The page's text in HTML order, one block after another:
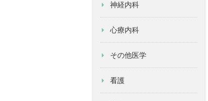
神経内科
心療内科
その他医学
看護